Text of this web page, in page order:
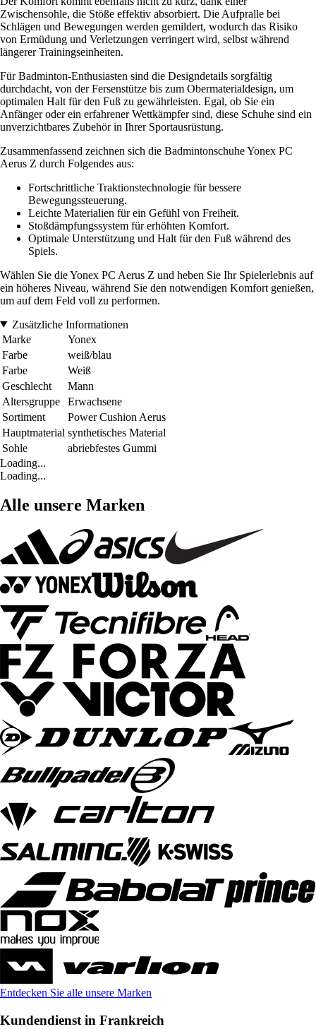
Zwischensohle, die Stöße effektiv absorbiert. Die Aufpralle bei
Schlägen und Bewegungen werden gemildert, wodurch das Risiko
von Ermüdung und Verletzungen verringert wird, selbst während
längerer Trainingseinheiten.
Für Badminton-Enthusiasten sind die Designdetails sorgfältig
durchdacht, von der Fersenstütze bis zum Obermaterialdesign, um
optimalen Halt für den Fuß zu gewährleisten. Egal, ob Sie ein
Anfänger oder ein erfahrener Wettkämpfer sind, diese Schuhe sind ein
unverzichtbares Zubehör in Ihrer Sportausrüstung.
Zusammenfassend zeichnen sich die Badmintonschuhe Yonex PC
Aerus Z durch Folgendes aus:
Fortschrittliche Traktionstechnologie für bessere
Bewegungssteuerung.
Leichte Materialien für ein Gefühl von Freiheit.
Stoßdämpfungssystem für erhöhten Komfort.
Optimale Unterstützung und Halt für den Fuß während des
Spiels.
Wählen Sie die Yonex PC Aerus Z und heben Sie Ihr Spielerlebnis auf
ein höheres Niveau, während Sie den notwendigen Komfort genießen,
um auf dem Feld voll zu performen.
Zusätzliche Informationen
Marke
Yonex
Farbe
weiß/blau
Farbe
Weiß
Geschlecht
Mann
Altersgruppe
Erwachsene
Sortiment
Power Cushion Aerus
Hauptmaterial synthetisches Material
Sohle
abriebfestes Gummi
Loading...
Loading...
Alle unsere Marken
Entdecken Sie alle unsere Marken
Kundendienst in Frankreich